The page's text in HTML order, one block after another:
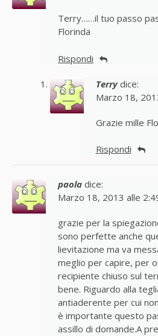
Terry……il tuo passo
Florinda
Rispondi
Terry dice:
Marzo 18,
Grazie mille
Rispondi
paola dice:
Marzo 18, 2013 alle
grazie per la
sono perfette anche
lievitazione ma va
meglio per capire, per
recipiente chiuso sul
bene. Riguardo alla
antiaderente per cui
è importante questo
assillo di domande.A